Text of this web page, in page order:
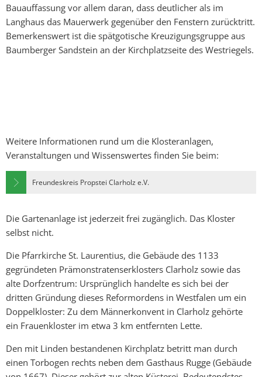
Bauauffassung vor allem daran, dass deutlicher als im
Langhaus das Mauerwerk gegenüber den Fenstern zurücktritt.
Bemerkenswert ist die spätgotische Kreuzigungsgruppe aus
Baumberger Sandstein an der Kirchplatzseite des Westriegels.
Weitere Informationen rund um die Klosteranlagen,
Veranstaltungen und Wissenswertes finden Sie beim:
Freundeskreis Propstei Clarholz e.V.
Die Gartenanlage ist jederzeit frei zugänglich. Das Kloster
selbst nicht.
Die Pfarrkirche St. Laurentius, die Gebäude des 1133
gegründeten Prämonstratenserklosters Clarholz sowie das
alte Dorfzentrum: Ursprünglich handelte es sich bei der
dritten Gründung dieses Reformordens in Westfalen um ein
Doppelkloster: Zu dem Männerkonvent in Clarholz gehörte
ein Frauenkloster im etwa 3 km entfernten Lette.
Den mit Linden bestandenen Kirchplatz betritt man durch
einen Torbogen rechts neben dem Gasthaus Rugge (Gebäude